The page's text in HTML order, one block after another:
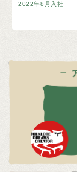
2022年8月入社